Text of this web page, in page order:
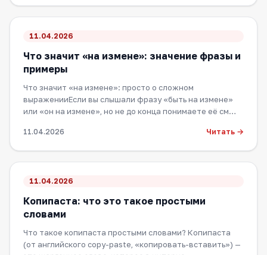
11.04.2026
Что значит «на измене»: значение фразы и
примеры
Что значит «на измене»: просто о сложном
выраженииЕсли вы слышали фразу «быть на измене»
или «он на измене», но не до конца понимаете её см…
11.04.2026 Читать →
11.04.2026
Копипаста: что это такое простыми
словами
Что такое копипаста простыми словами? Копипаста
(от английского copy-paste, «копировать-вставить») —